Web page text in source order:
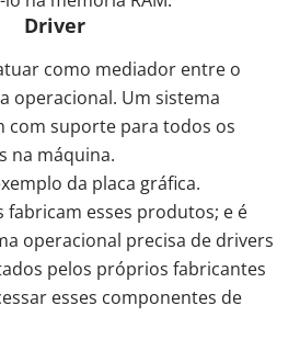
Driver
como mediador entre o
operacional. Um sistema
com suporte para todos os
na máquina.
da placa gráfica.
fabricam esses produtos; e é
operacional precisa de drivers
pelos próprios fabricantes
esses componentes de